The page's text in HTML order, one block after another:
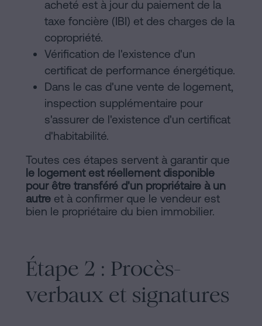
acheté est à jour du paiement de la
taxe foncière (IBI) et des charges de la
copropriété.
Vérification de l'existence d'un
certificat de performance énergétique.
Dans le cas d'une vente de logement,
inspection supplémentaire pour
s'assurer de l'existence d'un certificat
d'habitabilité.
Toutes ces étapes servent à garantir que
le logement est réellement disponible
pour être transféré d'un propriétaire à un
autre et à confirmer que le vendeur est
bien le propriétaire du bien immobilier.
Étape 2 : Procès-
verbaux et signatures